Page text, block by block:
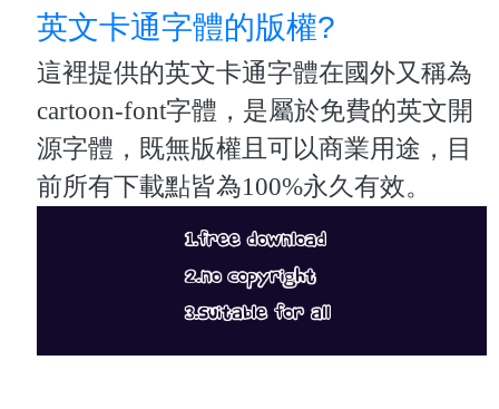
英文卡通字體的版權?
這裡提供的英文卡通字體在國外又稱為
cartoon-font字體，是屬於免費的英文開
源字體，既無版權且可以商業用途，目
前所有下載點皆為100%永久有效。